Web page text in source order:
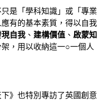
是「學科知識」或「專業
有的基本素質，得以自我
現自我 、 建構價值 、 啟蒙知
，用以收納這一○一個人
》也特別專訪了英國創意